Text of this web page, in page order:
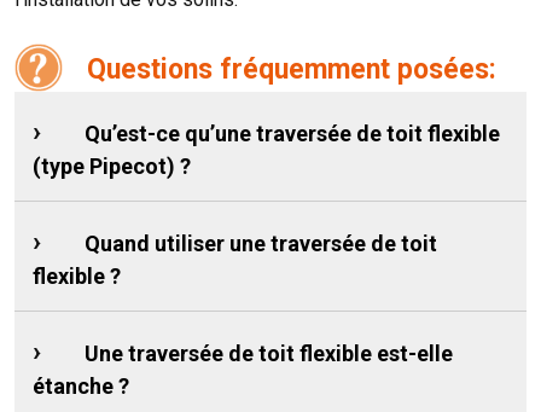
Questions fréquemment posées:
Qu’est-ce qu’une traversée de toit flexible
(type Pipecot) ?
Quand utiliser une traversée de toit
flexible ?
Une traversée de toit flexible est-elle
étanche ?